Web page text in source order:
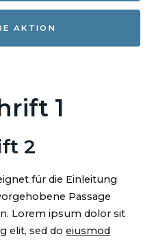
AKTION
1
2
für die Einleitung
Passage
Lorem ipsum dolor sit
elit, sed do eiusmod